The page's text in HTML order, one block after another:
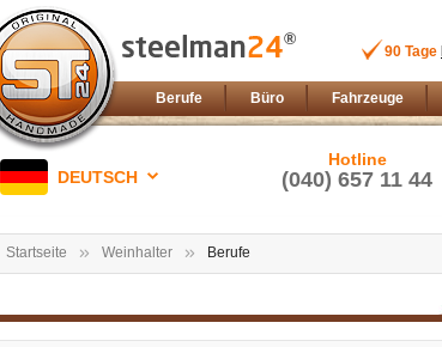
90 Tage
Berufe Büro Fahrzeuge
DEUTSCH
Hotline
(040) 657 11 44
Startseite Weinhalter Berufe